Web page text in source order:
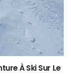
À Ski Sur Le